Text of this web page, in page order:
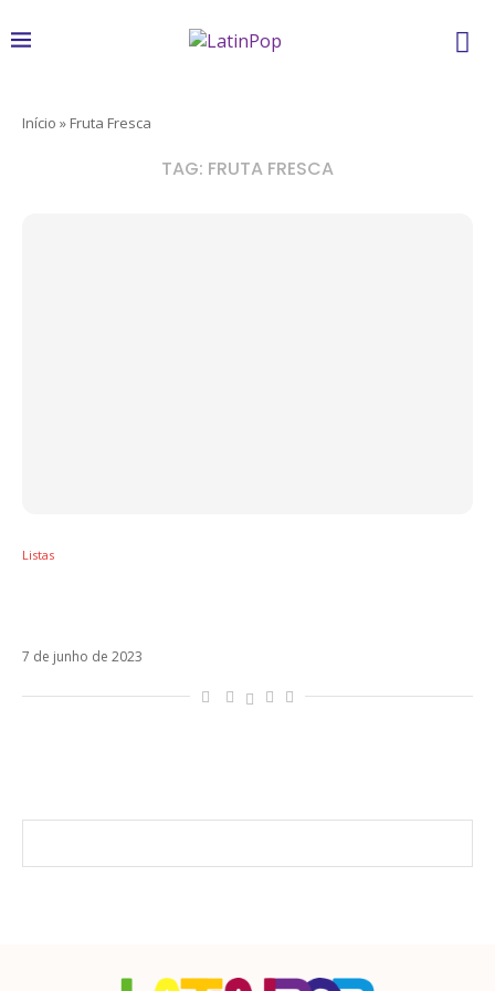
Início » Fruta Fresca
TAG: FRUTA FRESCA
Listas
7 de junho de 2023